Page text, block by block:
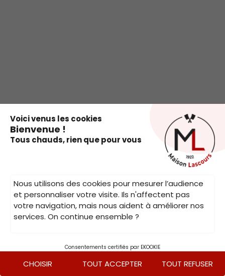
Voici venus les cookies
Bienvenue !
Tous chauds, rien que pour vous
Nous utilisons des cookies pour mesurer l’audience
et personnaliser votre visite. Ils n'affectent pas
votre navigation, mais nous aident à améliorer nos
services. On continue ensemble ?
Consentements certifiés par EKOOKIE
CHOISIR TOUT ACCEPTER TOUT REFUSER